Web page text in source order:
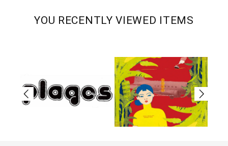
YOU RECENTLY VIEWED ITEMS